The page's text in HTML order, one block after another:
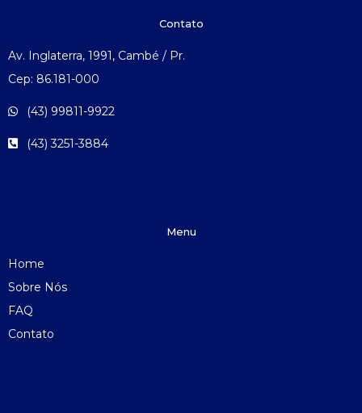
Contato
Av. Inglaterra, 1991, Cambé / Pr.
Cep: 86.181-000
(43) 99811-9922
(43) 3251-3884
Menu
Home
Sobre Nós
FAQ
Contato